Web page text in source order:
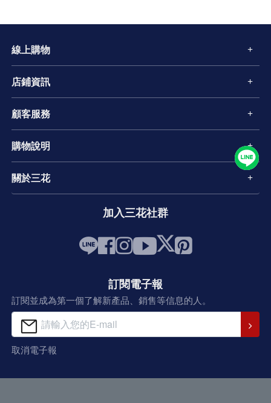
線上購物
店鋪資訊
顧客服務
購物說明
關於三花
加入三花社群
訂閱電子報
訂閱並成為第一個了解新產品、銷售等信息的人。
取消電子報